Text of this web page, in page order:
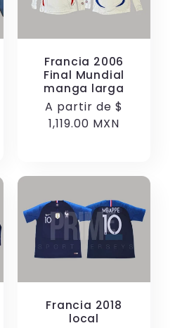
Francia 2006
Final Mundial
manga larga
Precio
habitual
A partir de $
1,119.00 MXN
Francia 2018
local